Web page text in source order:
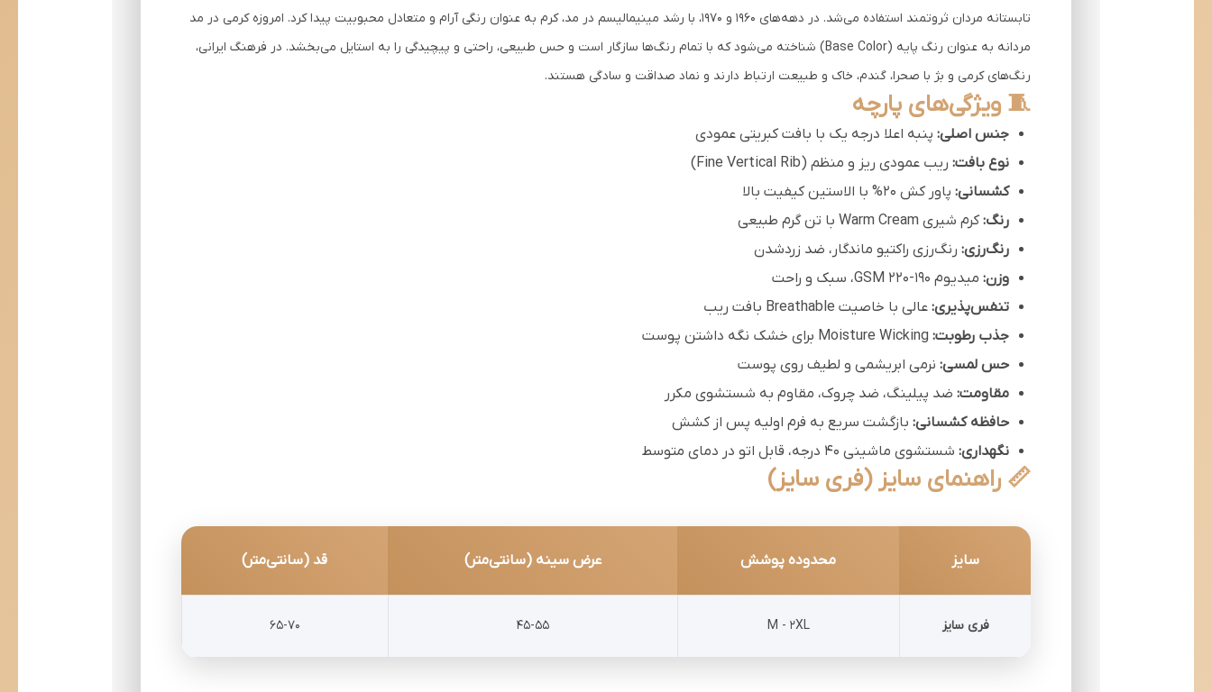
تابستانه مردان ثروتمند استفاده می‌شد. در دهه‌های 1960 و 1970، با رشد مینیمالیسم در مد، کرم به عنوان رنگی آرام و متعادل محبوبیت پیدا کرد. امروزه کرمی در مد
مردانه به عنوان رنگ پایه (Base Color) شناخته می‌شود که با تمام رنگ‌ها سازگار است و حس طبیعی، راحتی و پیچیدگی را به استایل می‌بخشد. در فرهنگ ایرانی،
رنگ‌های کرمی و بژ با صحرا، گندم، خاک و طبیعت ارتباط دارند و نماد صداقت و سادگی هستند.
🧵 ویژگی‌های پارچه
جنس اصلی: پنبه اعلا درجه یک با بافت کبریتی عمودی
نوع بافت: ریب عمودی ریز و منظم (Fine Vertical Rib)
کشسانی: پاور کش 20% با الاستین کیفیت بالا
رنگ: کرم شیری Warm Cream با تن گرم طبیعی
رنگ‌رزی: رنگ‌رزی راکتیو ماندگار، ضد زردشدن
وزن: میدیوم 190-220 GSM، سبک و راحت
تنفس‌پذیری: عالی با خاصیت Breathable بافت ریب
جذب رطوبت:
حس لمسی: نرمی ابریشمی و لطیف روی پوست
مقاومت: ضد پیلینگ، ضد چروک، مقاوم به شستشوی مکرر
حافظه کشسانی: بازگشت سریع به فرم اولیه پس از کشش
نگهداری: شستشوی ماشینی 40 درجه، قابل اتو در دمای متوسط
📏 راهنمای سایز (فری سایز)
سایز محدوده پوشش عرض سینه (سانتی‌متر) قد (سانتی‌متر)
فری سایز M - 2XL
45-55
65-70